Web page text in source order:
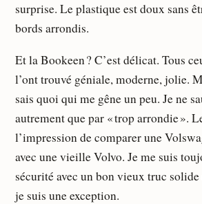
surprise. Le plastique est doux sans
bords arrondis.
Et la Bookeen ? C’est délicat. Tous
l’ont trouvé géniale, moderne, jolie.
sais quoi qui me gêne un peu. Je ne
autrement que par « trop arrondie ».
l’impression de comparer une
avec une vieille Volvo. Je me suis
sécurité avec un bon vieux truc
je suis une exception.